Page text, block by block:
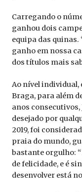
Carregando o
ganhou dois
equipa das quinas.
ganho em nossa
dos títulos mais
Ao nível individual,
Braga, para além
anos
desejado por
2019, foi
praia do mundo,
bastante orgulho:
de felicidade, e é
desenvolver está